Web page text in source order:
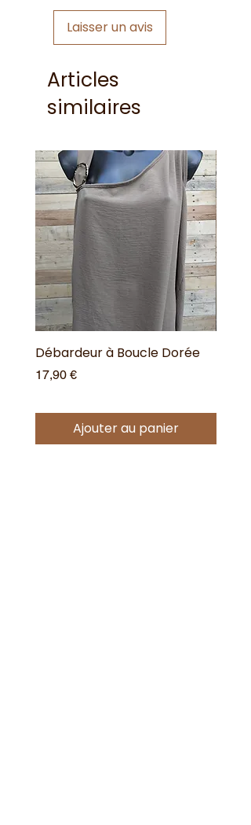
Laisser un avis
Articles
similaires
Débardeur à Boucle Dorée
Prix
17,90 €
Ajouter au panier